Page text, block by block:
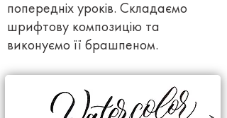
попередніх уроків. Складаємо
шрифтову композицію та
виконуємо її брашпеном.